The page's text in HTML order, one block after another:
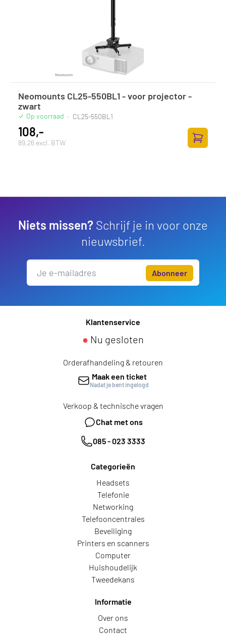
Neomounts CL25-550BL1 - voor projector -
zwart
Op voorraad · CL25-550BL1
108,-
89,26 excl. BTW
Niets missen? Schrijf je in voor onze
nieuwsbrief.
Abonneer
Klantenservice
● Nu gesloten
Orderafhandeling & retouren
Maak een ticket
Nadat je bent ingelogd
Verkoop & technische vragen
Chat met ons
085 - 023 3333
Categorieën
Headsets
Telefonie
Networking
Telefooncentrales
Beveiliging
Printers en scanners
Computer
Huishoudelijk
Tweedekans
Informatie
Over ons
Contact